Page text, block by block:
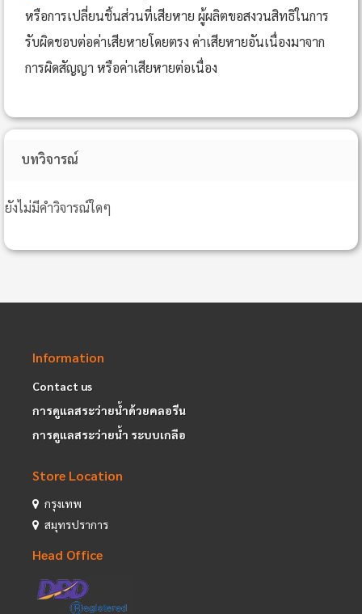
หรือการเปลี่ยนชิ้นส่วนที่เสียหาย ผู้ผลิตขอสงวนสิทธิในการ
รับผิดชอบต่อค่าเสียหายโดยตรง ค่าเสียหายอันเนื่องมาจาก
การผิดสัญญา หรือค่าเสียหายต่อเนื่อง
บทวิจารณ์
ยังไม่มีคำวิจารณ์ใดๆ
Information
Contact us
การดูแลสระว่ายน้ำด้วยคลอรีน
การดูแลสระว่ายน้ำ ระบบเกลือ
Store Location
กรุงเทพ
สมุทรปราการ
Head Office